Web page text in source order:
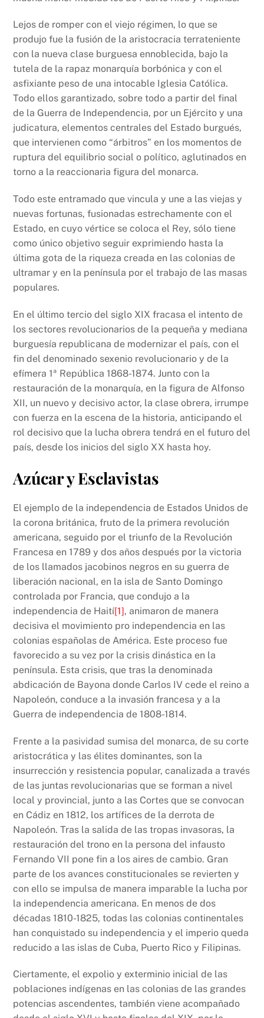
Lejos de romper con el viejo régimen, lo que se
produjo fue la fusión de la aristocracia terrateniente
con la nueva clase burguesa ennoblecida, bajo la
tutela de la rapaz monarquía borbónica y con el
asfixiante peso de una intocable Iglesia Católica.
Todo ellos garantizado, sobre todo a partir del final
de la Guerra de Independencia, por un Ejército y una
judicatura, elementos centrales del Estado burgués,
que intervienen como “árbitros” en los momentos de
ruptura del equilibrio social o político, aglutinados en
torno a la reaccionaria figura del monarca.
Todo este entramado que vincula y une a las viejas y
nuevas fortunas, fusionadas estrechamente con el
Estado, en cuyo vértice se coloca el Rey, sólo tiene
como único objetivo seguir exprimiendo hasta la
última gota de la riqueza creada en las colonias de
ultramar y en la península por el trabajo de las masas
populares.
En el último tercio del siglo XIX fracasa el intento de
los sectores revolucionarios de la pequeña y mediana
burguesía republicana de modernizar el país, con el
fin del denominado sexenio revolucionario y de la
efímera 1ª República 1868-1874. Junto con la
restauración de la monarquía, en la figura de Alfonso
XII, un nuevo y decisivo actor, la clase obrera, irrumpe
con fuerza en la escena de la historia, anticipando el
rol decisivo que la lucha obrera tendrá en el futuro del
país, desde los inicios del siglo XX hasta hoy.
Azúcar y Esclavistas
El ejemplo de la independencia de Estados Unidos de
la corona británica, fruto de la primera revolución
americana, seguido por el triunfo de la Revolución
Francesa en 1789 y dos años después por la victoria
de los llamados jacobinos negros en su guerra de
liberación nacional, en la isla de Santo Domingo
controlada por Francia, que condujo a la
independencia de Haití[1], animaron de manera
decisiva el movimiento pro independencia en las
colonias españolas de América. Este proceso fue
favorecido a su vez por la crisis dinástica en la
península. Esta crisis, que tras la denominada
abdicación de Bayona donde Carlos IV cede el reino a
Napoleón, conduce a la invasión francesa y a la
Guerra de independencia de 1808-1814.
Frente a la pasividad sumisa del monarca, de su corte
aristocrática y las élites dominantes, son la
insurrección y resistencia popular, canalizada a través
de las juntas revolucionarias que se forman a nivel
local y provincial, junto a las Cortes que se convocan
en Cádiz en 1812, los artífices de la derrota de
Napoleón. Tras la salida de las tropas invasoras, la
restauración del trono en la persona del infausto
Fernando VII pone fin a los aires de cambio. Gran
parte de los avances constitucionales se revierten y
con ello se impulsa de manera imparable la lucha por
la independencia americana. En menos de dos
décadas 1810-1825, todas las colonias continentales
han conquistado su independencia y el imperio queda
reducido a las islas de Cuba, Puerto Rico y Filipinas.
Ciertamente, el expolio y exterminio inicial de las
poblaciones indígenas en las colonias de las grandes
potencias ascendentes, también viene acompañado